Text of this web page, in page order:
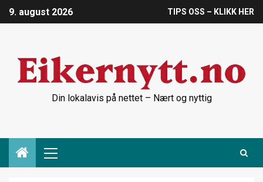
9. august 2026 TIPS OSS – KLIKK HER
Din lokalavis på nettet – Nært og nyttig